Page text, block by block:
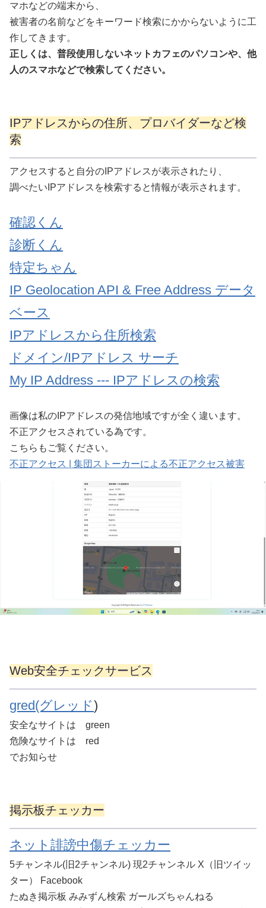
マホなどの端末から、
被害者の名前などをキーワード検索にかからないように工
作してきます。
正しくは、普段使用しないネットカフェのパソコンや、他
人のスマホなどで検索してください。
IPアドレスからの住所、プロバイダーなど検
索
アクセスすると自分のIPアドレスが表示されたり、
調べたいIPアドレスを検索すると情報が表示されます。
確認くん
診断くん
特定ちゃん
IP Geolocation API & Free Address データ
ベース
IPアドレスから住所検索
ドメイン/IPアドレス サーチ
My IP Address --- IPアドレスの検索
画像は私のIPアドレスの発信地域ですが全く違います。
不正アクセスされている為です。
こちらもご覧ください。
不正アクセス | 集団ストーカーによる不正アクセス被害
Web安全チェックサービス
gred(グレッド)
安全なサイトは green
危険なサイトは red
でお知らせ
掲示板チェッカー
ネット誹謗中傷チェッカー
5チャンネル(旧2チャンネル) 現2チャンネル X（旧ツイッ
ター） Facebook
たぬき掲示板 みみずん検索 ガールズちゃんねる